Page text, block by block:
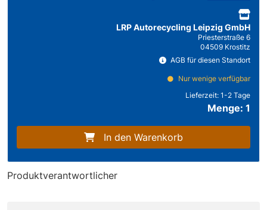
LRP Autorecycling Leipzig GmbH
Priesterstraße 6
04509 Krostitz
AGB für diesen Standort
Nur wenige verfügbar
Lieferzeit: 1-2 Tage
Menge: 1
In den Warenkorb
Produktverantwortlicher